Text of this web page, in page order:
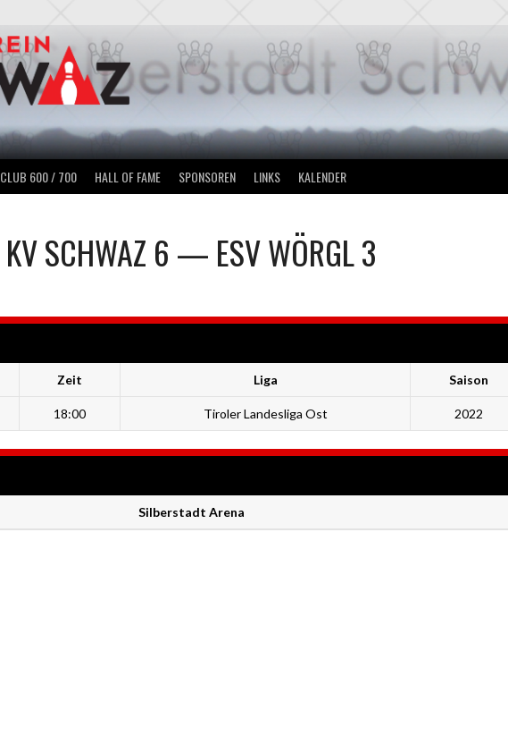
CLUB 600 / 700 HALL OF FAME SPONSOREN LINKS KALENDER
KV SCHWAZ 6 — ESV WÖRGL 3
Zeit Liga Saison
18:00 Tiroler Landesliga Ost 2022
Silberstadt Arena